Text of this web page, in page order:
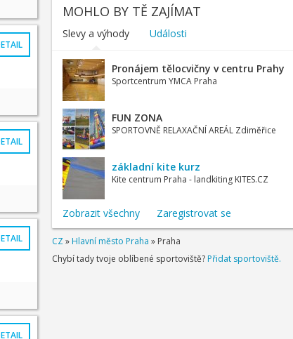
MOHLO BY TĚ ZAJÍMAT
Slevy a výhody Události
Pronájem tělocvičny v centru Prahy
Sportcentrum YMCA Praha
FUN ZONA
SPORTOVNĚ RELAXAČNÍ AREÁL Zdiměřice
základní kite kurz
Kite centrum Praha - landkiting KITES.CZ
Zobrazit všechny Zaregistrovat se
CZ» Hlavní město Praha » Praha
Chybí tady tvoje oblíbené sportoviště? Přidat sportoviště.